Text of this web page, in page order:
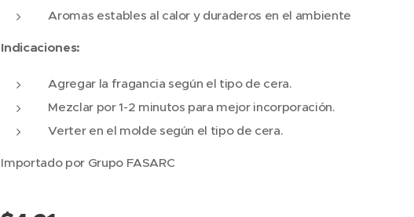
Aromas estables al calor y duraderos en el ambiente
Indicaciones:
Agregar la fragancia según el tipo de cera.
Mezclar por 1-2 minutos para mejor incorporación.
Verter en el molde según el tipo de cera.
Importado por Grupo FASARC